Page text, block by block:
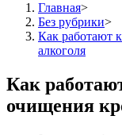
Главная>
Без рубрики>
Как работают
алкоголя
Как
очищения